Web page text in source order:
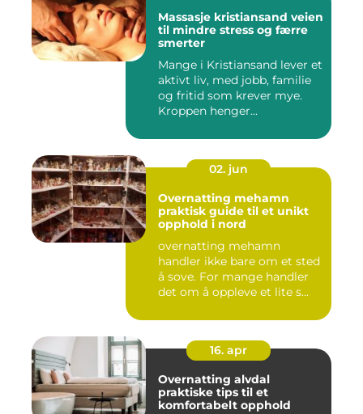
Massasje kristiansand veien
til mindre stress og færre
smerter
Mange i Kristiansand lever et
aktivt liv, med jobb, familie
og fritid som krever mye.
Kroppen henger...
02. jun
Overnatting mehamn
praktisk guide til et unikt
opphold i nord
overnatting mehamn
handler ikke bare om et sted
å sove. For mange handler
det om å oppleve et lite s...
16. apr
Overnatting alvdal
praktiske tips til et
komfortabelt opphold